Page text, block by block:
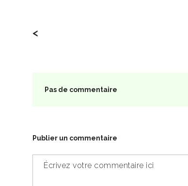
<
Pas de commentaire
Publier un commentaire